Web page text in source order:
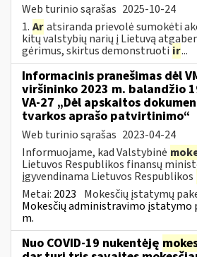
Web turinio sąrašas 2025-10-24
1. Aratsiranda prievolė sumokėti
kitų valstybių narių į Lietuvą
gėrimus, skirtus demonstruoti ir...
Informacinis pranešimas dėl
viršininko 2023 m. balandžio
VA-27 „Dėl apskaitos
tvarkos aprašo patvirtinimo“
Web turinio sąrašas 2023-04-24
Informuojame, kad Valstybinė
Lietuvos Respublikos finansų
įgyvendinama Lietuvos Respublikos
Metai: 2023 Mokesčių įstatymų
Mokesčių administravimo įstatymo
m.
Nuo COVID-19 nukentėję